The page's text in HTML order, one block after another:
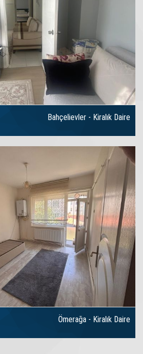
Bahçelievler - Kiralık Daire
Ömerağa - Kiralık Daire